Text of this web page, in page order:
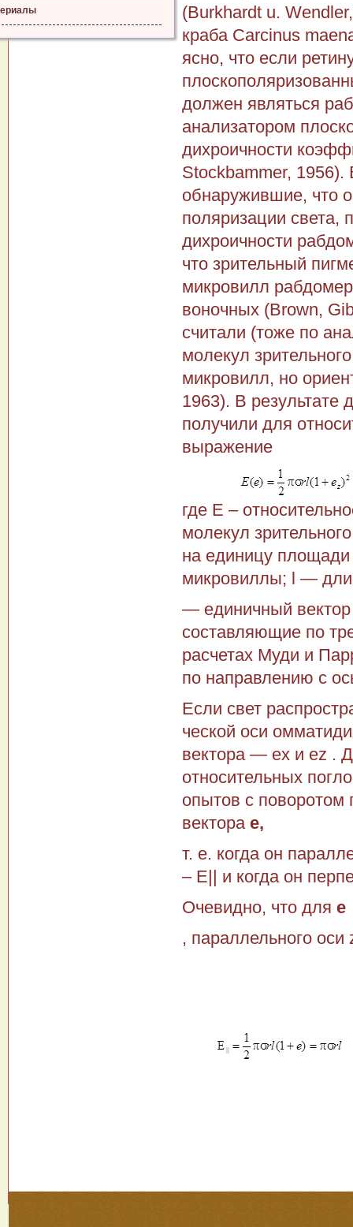
(Burkhardt u.
краба Carcinus
ясно, что если
должен являться
анализатором
дихроичности
Stockbammer,
обнаружившие, что
поляризации света,
дихроичности
что зрительный
микровилл
воночных (Brown,
считали (тоже по
мо­лекул
микровилл, но
1963). В ре­зультате
получили для
выражение
где Е –
молекул
на единицу
микровиллы; l —
— единичный
составляющие по
расчетах Муди и
по направлению с
Если свет
ческой оси
век­тора — еx и ez .
относитель­ных
опытов с пово­ротом
векторае,
т. е. когда он
– Е|| и когда он
Очевидно, что для е
, параллельного ocи